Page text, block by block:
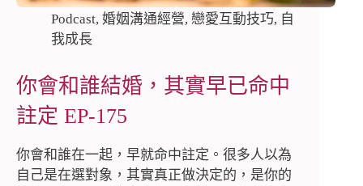
Podcast, 婚姻溝通經營, 戀愛互動技巧, 自
我成長
你會和誰結婚，其實早已命中
註定 EP-175
你會和誰在一起，早就命中註定。很多人以為
自己是在選對象，其實真正做決定的，是你的